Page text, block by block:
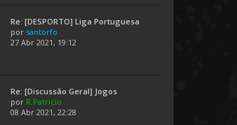
Re: [DESPORTO] Liga Portuguesa
por santorfo
27 Abr 2021, 19:12
Re: [Discussão Geral] Jogos
por R.Patricio
08 Abr 2021, 22:28